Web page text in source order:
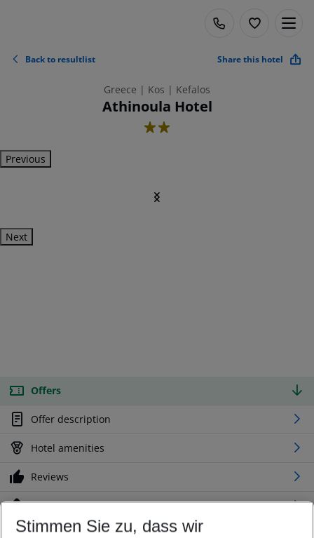
Back to resultlist Share this hotel
Greece | Kos | Kefalos
Athinoula Hotel
2
Previous
Next
Offers
Offer description
Hotel amenities
Reviews
Location
Stimmen Sie zu, dass wir